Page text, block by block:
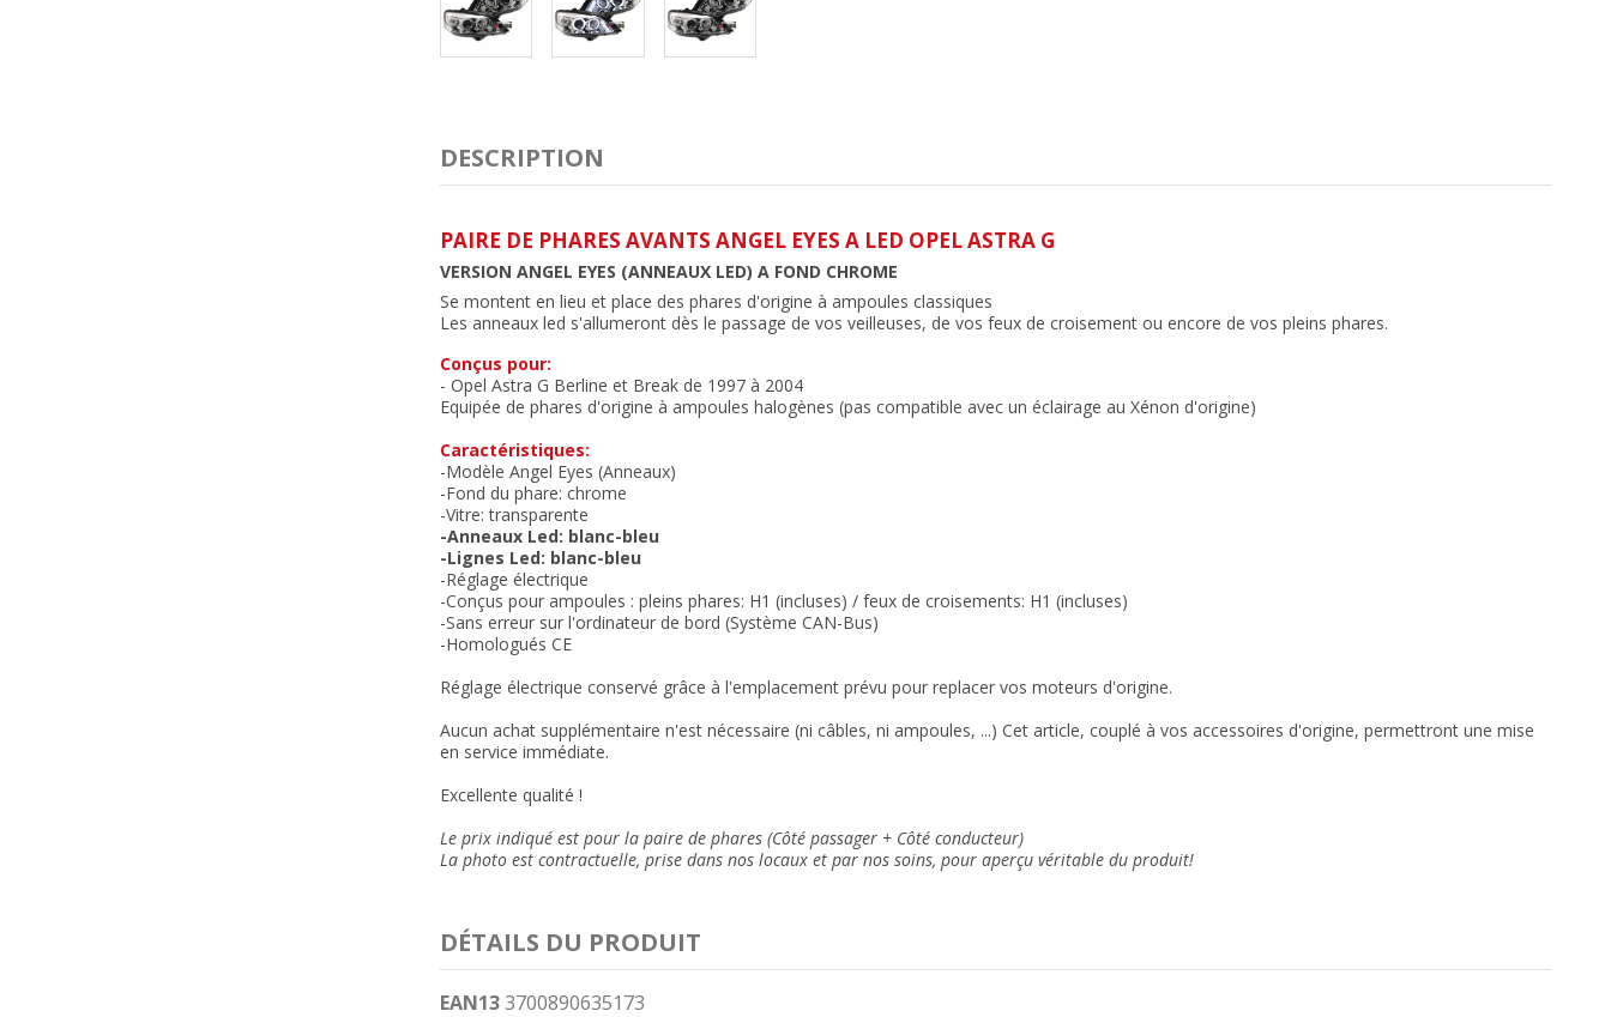
DESCRIPTION
PAIRE DE PHARES AVANTS ANGEL EYES A LED OPEL ASTRA G
VERSION ANGEL EYES (ANNEAUX LED) A FOND CHROME
Se montent en lieu et place des phares d'origine à ampoules classiques
Les anneaux led s'allumeront dès le passage de vos veilleuses, de vos feux de croisement ou encore de vos pleins phares.
Conçus pour:
- Opel Astra G Berline et Break de 1997 à 2004
Equipée de phares d'origine à ampoules halogènes (pas compatible avec un éclairage au Xénon d'origine)
Caractéristiques:
-Modèle Angel Eyes (Anneaux)
-Fond du phare: chrome
-Vitre: transparente
-Anneaux Led: blanc-bleu
-Lignes Led: blanc-bleu
-Réglage électrique
-Conçus pour ampoules : pleins phares: H1 (incluses) / feux de croisements: H1 (incluses)
-Sans erreur sur l'ordinateur de bord (Système CAN-Bus)
-Homologués CE
Réglage électrique conservé grâce à l'emplacement prévu pour replacer vos moteurs d'origine.
Aucun achat supplémentaire n'est nécessaire (ni câbles, ni ampoules, ...) Cet article, couplé à vos accessoires d'origine, permettront une mise
en service immédiate.
Excellente qualité !
Le prix indiqué est pour la paire de phares (Côté passager + Côté conducteur)
La photo est contractuelle, prise dans nos locaux etpar nos soins, pour aperçu véritable du produit!
DÉTAILS DU PRODUIT
EAN13 3700890635173